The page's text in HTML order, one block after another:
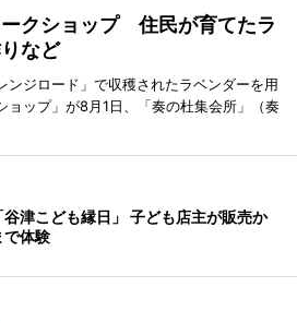
クショップ 住民が育てたラ
など
ンジロード」で収穫されたラベンダーを用
ップ」が8月1日、「奏の杜集会所」（奏
津こども縁日」 子ども店主が販売か
で体験